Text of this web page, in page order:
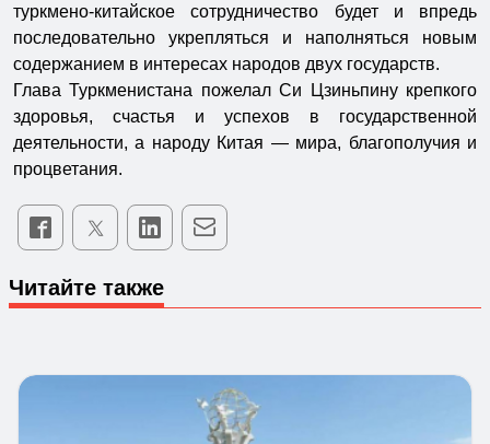
туркмено-китайское сотрудничество будет и впредь
последовательно укрепляться и наполняться новым
содержанием в интересах народов двух государств.
Глава Туркменистана пожелал Си Цзиньпину крепкого
здоровья, счастья и успехов в государственной
деятельности, а народу Китая — мира, благополучия и
процветания.
Читайте также